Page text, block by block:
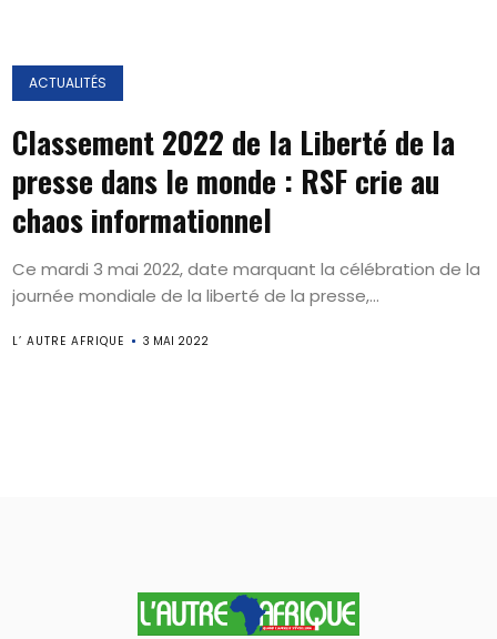
ACTUALITÉS
Classement 2022 de la Liberté de la
presse dans le monde : RSF crie au
chaos informationnel
Ce mardi 3 mai 2022, date marquant la célébration de la
journée mondiale de la liberté de la presse,...
L’ AUTRE AFRIQUE 3 MAI 2022